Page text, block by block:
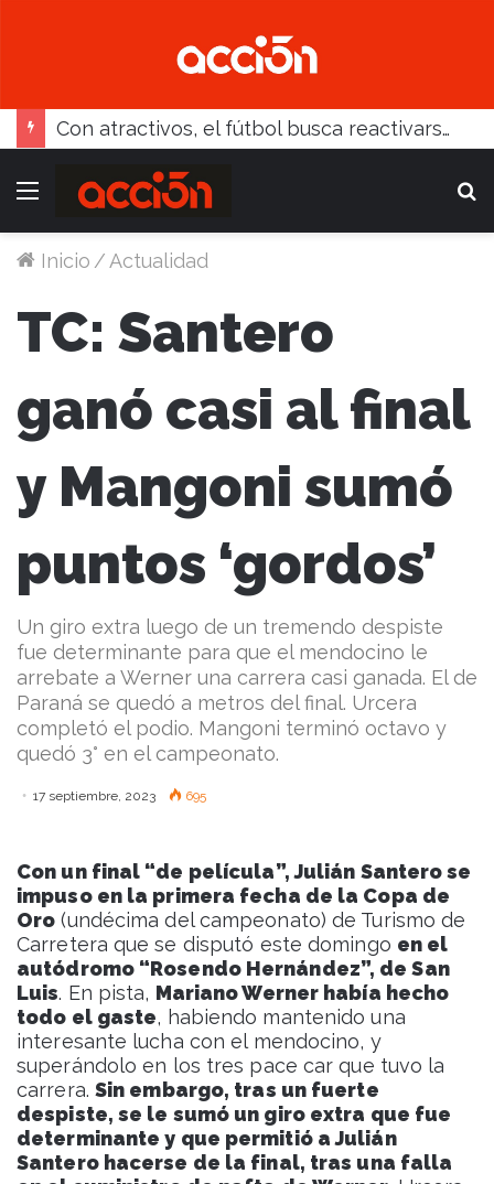
Recibiendo a Gral. Madariaga, debuta el miércoles la SUB13
Menú
Inicio /Actualidad
TC: Santero
ganó casi al final
y Mangoni sumó
puntos ‘gordos’
Un giro extra luego de un tremendo despiste
fue determinante para que el mendocino le
arrebate a Werner una carrera casi ganada. El de
Paraná se quedó a metros del final. Urcera
completó el podio. Mangoni terminó octavo y
quedó 3° en el campeonato.
17 septiembre, 2023 695
Con un final “de película”, Julián Santero se
impuso en la primera fecha de la Copa de
Oro (undécima del campeonato) de Turismo de
Carretera que se disputó este domingo en el
autódromo “Rosendo Hernández”, de San
Luis. En pista, Mariano Werner había hecho
todo el gaste, habiendo mantenido una
interesante lucha con el mendocino, y
superándolo en los tres pace car que tuvo la
carrera. Sin embargo, tras un fuerte
despiste, se le sumó un giro extra que fue
determinante y que permitió a Julián
Santero hacerse de la final, tras una falla